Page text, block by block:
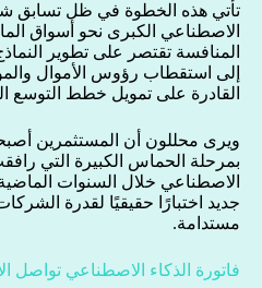
تأتي هذه الخطوة في ظل تسابق
الاصطناعي الكبرى نحو أسواق
المنافسة تقتصر على تطوير
إلى استقطاب رؤوس الأموال
القادرة على تمويل خطط التوسع
ويرى محللون أن المستثمرين
بمرحلة الحماس الكبيرة التي
الاصطناعي خلال السنوات
جديد اختبارًا حقيقيًا لقدرة
مستدامة.
فاتورة الذكاء الاصطناعي تواصل